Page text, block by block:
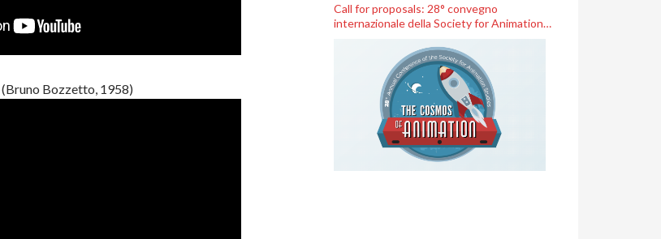
(Bruno Bozzetto, 1958)
Call for proposals: 28° convegno
internazionale della Society for Animation